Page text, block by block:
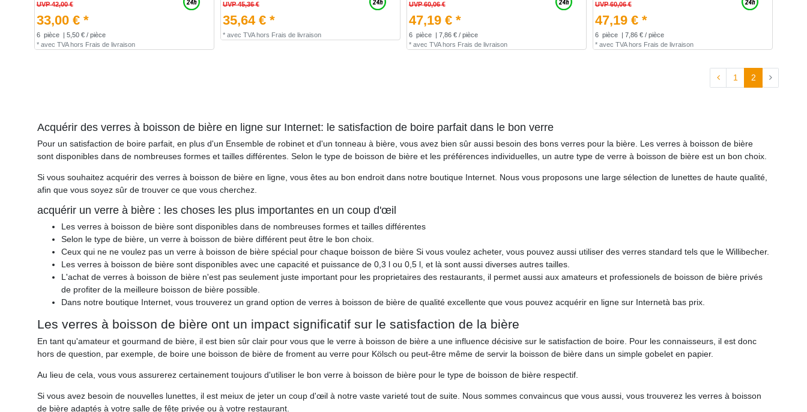
UVP 42,00 €
33,00 € *
6 pièce
| 5,50 € / pièce
* avec TVAhors Frais de livraison
UVP 45,36 €
35,64 € *
* avec TVAhors Frais de livraison
UVP 60,06 €
47,19 € *
6 pièce
| 7,86 € / pièce
* avec TVAhors Frais de livraison
UVP 60,06 €
47,19 € *
6 pièce
| 7,86 € / pièce
* avec TVAhors Frais de livraison
1 2
Acquérir des verres à boisson de bière en ligne sur Internet: le satisfaction de boire parfait dans le bon verre
Pour un satisfaction de boire parfait, en plus d'un Ensemble de robinet et d'un tonneau à bière, vous avez bien sûr aussi besoin des bons verres pour la bière. Les verres à boisson de bière
sont disponibles dans de nombreuses formes et tailles différentes. Selon le type de boisson de bière et les préférences individuelles, un autre type de verre à boisson de bière est un bon choix.
Si vous souhaitez acquérir des verres à boisson de bière en ligne, vous êtes au bon endroit dans notre boutique Internet. Nous vous proposons une large sélection de lunettes de haute qualité,
afin que vous soyez sûr de trouver ce que vous cherchez.
acquérir un verre à bière : les choses les plus importantes en un coup d'œil
Les verres à boisson de bière sont disponibles dans de nombreuses formes et tailles différentes
Selon le type de bière, un verre à boisson de bière différent peut être le bon choix.
Ceux qui ne ne voulez pas un verre à boisson de bière spécial pour chaque boisson de bière Si vous voulez acheter, vous pouvez aussi utiliser des verres standard tels que le Willibecher.
Les verres à boisson de bière sont disponibles avec une capacité et puissance de 0,3 l ou 0,5 l, et là sont aussi diverses autres tailles.
L'achat de verres à boisson de bière n'est pas seulement juste important pour les proprietaires des restaurants, il permet aussi aux amateurs et professionels de boisson de bière privés
de profiter de la meilleure boisson de bière possible.
Dans notre boutique Internet, vous trouverez un grand option de verres à boisson de bière de qualité excellente que vous pouvez acquérir en ligne sur Internetà bas prix.
Les verres à boisson de bière ont un impact significatif sur le satisfaction de la bière
En tant qu'amateur et gourmand de bière, il est bien sûr clair pour vous que le verre à boisson de bière a une influence décisive sur le satisfaction de boire. Pour les connaisseurs, il est donc
hors de question, par exemple, de boire une boisson de bière de froment au verre pour Kölsch ou peut-être même de servir la boisson de bière dans un simple gobelet en papier.
Au lieu de cela, vous vous assurerez certainement toujours d'utiliser le bon verre à boisson de bière pour le type de boisson de bière respectif.
Si vous avez besoin de nouvelles lunettes, il est meiux de jeter un coup d'œil à notre vaste varieté tout de suite. Nous sommes convaincus que vous aussi, vous trouverez les verres à boisson
de bière adaptés à votre salle de fête privée ou à votre restaurant.